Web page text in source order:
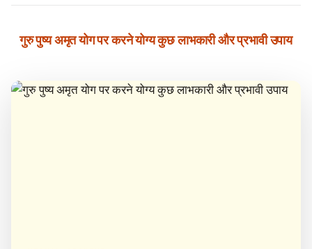
गुरु पुष्य अमृत योग पर करने योग्य कुछ लाभकारी और प्रभावी उपाय